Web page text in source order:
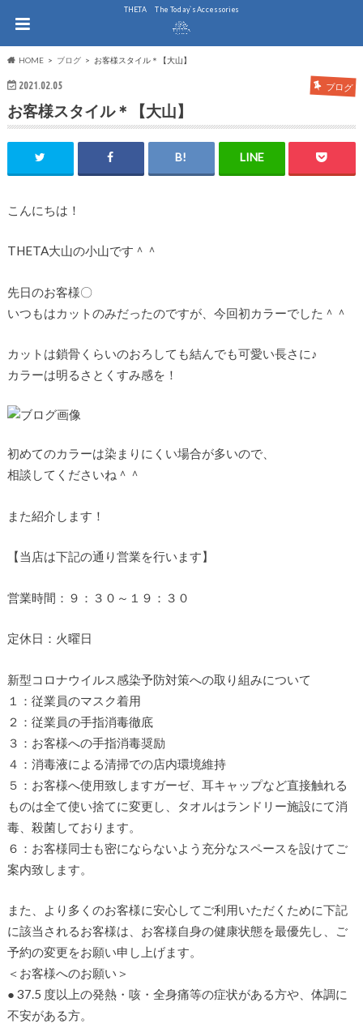
THE.TA The Today`s Accessories
HOME ブログ お客様スタイル＊【大山】
2021.02.05 ブログ
お客様スタイル＊【大山】
こんにちは！
THETA大山の小山です＾＾
先日のお客様〇
いつもはカットのみだったのですが、今回初カラーでした＾＾
カットは鎖骨くらいのおろしても結んでも可愛い長さに♪
カラーは明るさとくすみ感を！
初めてのカラーは染まりにくい場合が多いので、
相談してくださいね＾＾
また紹介します！
【当店は下記の通り営業を行います】
営業時間：９：３０～１９：３０
定休日：火曜日
新型コロナウイルス感染予防対策への取り組みについて
１：従業員のマスク着用
２：従業員の手指消毒徹底
３：お客様への手指消毒奨励
４：消毒液による清掃での店内環境維持
５：お客様へ使用致しますガーゼ、耳キャップなど直接触れる
ものは全て使い捨てに変更し、タオルはランドリー施設にて消
毒、殺菌しております。
６：お客様同士も密にならないよう充分なスペースを設けてご
案内致します。
また、より多くのお客様に安心してご利用いただくために下記
に該当されるお客様は、お客様自身の健康状態を最優先し、ご
予約の変更をお願い申し上げます。
＜お客様へのお願い＞
● 37.5 度以上の発熱・咳・全身痛等の症状がある方や、体調に
不安がある方。